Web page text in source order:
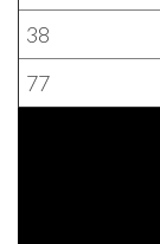
38
77